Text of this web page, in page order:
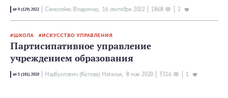
№ 9 (129) 2022 Самосейко Владимир, 16 сентября 2022 1868 2
ШКОЛА ИСКУССТВО УПРАВЛЕНИЯ
Партисипативное управление
учреждением образования
№ 5 (101) 2020 Нарбунтович (Котова) Наталья, 8 мая 2020 3316 1